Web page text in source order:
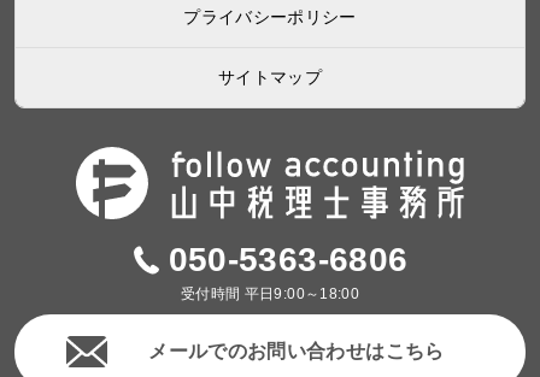
プライバシーポリシー
サイトマップ
050-5363-6806
受付時間 平日9:00～18:00
メールでのお問い合わせはこちら